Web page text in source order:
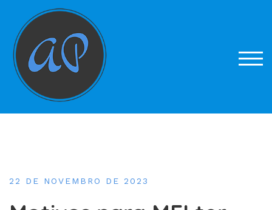
content
22 DE NOVEMBRO DE 2023